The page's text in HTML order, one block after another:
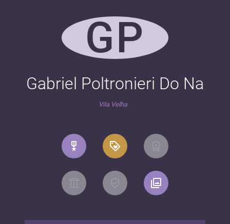
GP
Gabriel Poltronieri Do Na
Vila Velha